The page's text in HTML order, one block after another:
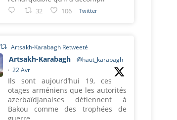
32 106 Twitter
Artsakh-Karabagh Retweeté
Artsakh-Karabagh
@haut_karabagh
· 22 Avr
Ils sont aujourd’hui 19, ces
otages arméniens que les autorités
azerbaïdjanaises détiennent à
Bakou comme des trophées de